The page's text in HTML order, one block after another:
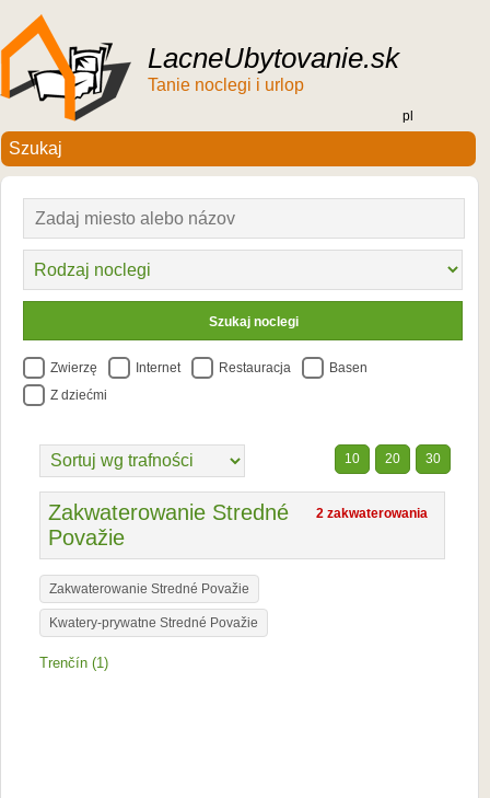
LacneUbytovanie.sk
Tanie noclegi i urlop
pl
Zwierzę Internet Restauracja
Basen
Z dziećmi
10 20 30
2 zakwaterowania
Zakwaterowanie Stredné
Považie
Zakwaterowanie Stredné Považie
Kwatery-prywatne Stredné Považie
Trenčín (1)